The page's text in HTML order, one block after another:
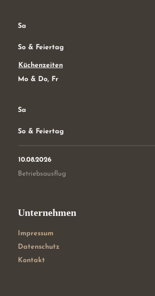
Sa
So & Feiertag
Küchenzeiten
Mo & Do, Fr
Sa
So & Feiertag
10.08.2026
Betriebsausflug
Unternehmen
Impressum
Datenschutz
Kontakt